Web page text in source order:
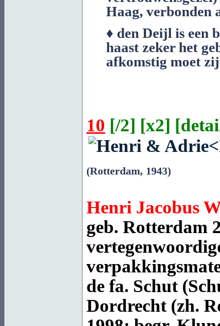
Haag, verbonden
♦ den Deijl is een
haast zeker het
afkomstig moet
10 [/2] [x2] [
(Rotterdam, 1943)
Henri Jacobus
geb. Rotterdam
de fa. Schut
Dordrecht(zh.